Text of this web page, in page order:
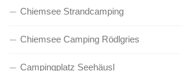
Chiemsee Strandcamping
Chiemsee Camping Rödlgries
Campingplatz Seehäusl